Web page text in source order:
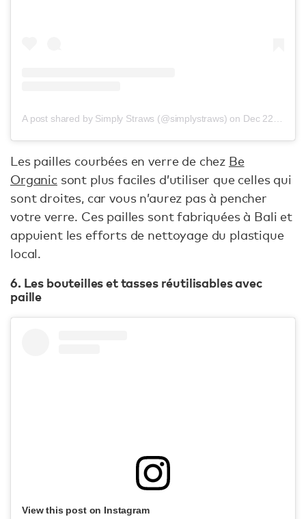
A post shared by Simply Straws (@simplystraws) on Dec 22, 2018 at 12:00pm PST
Les pailles courbées en verre de chez Be
Organicsont plus faciles d’utiliser que celles qui
sont droites, car vous n’aurez pas à pencher
votre verre. Ces pailles sont fabriquées à Bali et
appuient les efforts de nettoyage du plastique
local.
6. Les bouteilles et tasses réutilisables avec
paille
View this post on Instagram